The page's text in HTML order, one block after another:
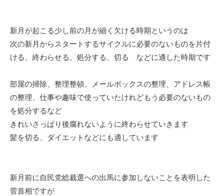
新月が起こる少し前の月が細く欠ける時期というのは
次の新月からスタートするサイクルに必要のないものを片付
ける、終わらせる、処分する、切る などに適した時期です
部屋の掃除、整理整頓、メールボックスの整理、アドレス帳
の整理、仕事や趣味で使っていたけれどもう必要のないもの
を処分するなど
きれいさっぱり後腐れないように終わらせていきます
髪を切る、ダイエットなどにも適しています
新月前に自民党総裁選への出馬に参加しないことを表明した
菅首相ですが